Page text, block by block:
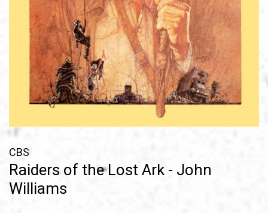
CBS
Raiders of the Lost Ark - John
Williams